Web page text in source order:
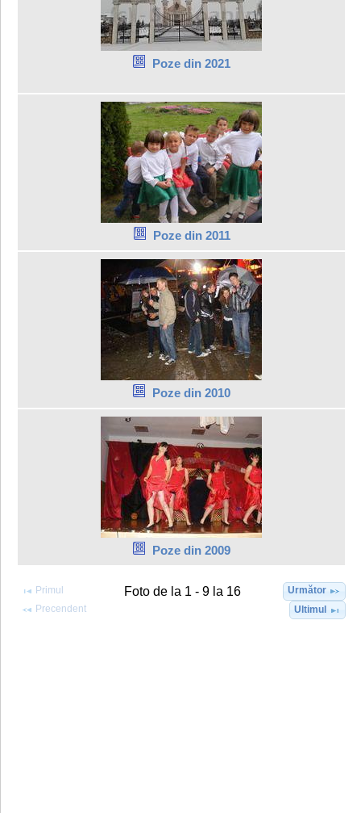
Poze din 2021
Poze din 2011
Poze din 2010
Poze din 2009
Primul
Precendent
Foto de la 1 - 9 la 16
Următor
Ultimul